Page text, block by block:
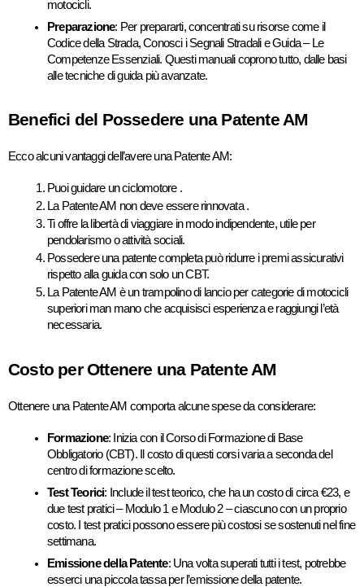
motocicli.
Preparazione: Per prepararti, concentrati su risorse come il
Codice della Strada, Conosci i Segnali Stradali e Guida – Le
Competenze Essenziali. Questi manuali coprono tutto, dalle basi
alle tecniche di guida più avanzate.
Benefici del Possedere una Patente AM
Ecco alcuni vantaggi dell’avere una Patente AM:
Puoi guidare un ciclomotore .
La Patente AM non deve essere rinnovata .
Ti offre la libertà di viaggiare in modo indipendente, utile per
pendolarismo o attività sociali.
Possedere una patente completa può ridurre i premi assicurativi
rispetto alla guida con solo un CBT.
La Patente AM è un trampolino di lancio per categorie di motocicli
superiori man mano che acquisisci esperienza e raggiungi l’età
necessaria.
Costo per Ottenere una Patente AM
Ottenere una Patente AM comporta alcune spese da considerare:
Formazione: Inizia con il Corso di Formazione di Base
Obbligatorio (CBT). Il costo di questi corsi varia a seconda del
centro di formazione scelto.
Test Teorici: Include il test teorico, che ha un costo di circa €23, e
due test pratici – Modulo 1 e Modulo 2 – ciascuno con un proprio
costo. I test pratici possono essere più costosi se sostenuti nel fine
settimana.
Emissione della Patente: Una volta superati tutti i test, potrebbe
esserci una piccola tassa per l’emissione della patente.